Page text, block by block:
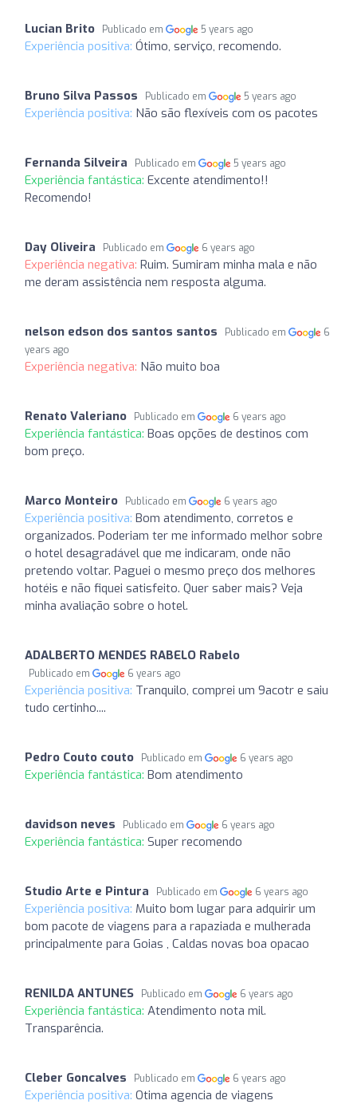
Lucian Brito Publicado em 5 years ago
Experiência positiva: Ótimo, serviço, recomendo.
Bruno Silva Passos Publicado em 5 years ago
Experiência positiva: Não são flexíveis com os pacotes
Fernanda Silveira Publicado em 5 years ago
Experiência fantástica: Excente atendimento!!
Recomendo!
Day Oliveira Publicado em 6 years ago
Experiência negativa: Ruim. Sumiram minha mala e não
me deram assistência nem resposta alguma.
nelson edson dos santos santos Publicado em
6
years ago
Experiência negativa: Não muito boa
Renato Valeriano Publicado em 6 years ago
Experiência fantástica: Boas opções de destinos com
bom preço.
Marco Monteiro Publicado em 6 years ago
Experiência positiva: Bom atendimento, corretos e
organizados. Poderiam ter me informado melhor sobre
o hotel desagradável que me indicaram, onde não
pretendo voltar. Paguei o mesmo preço dos melhores
hotéis e não fiquei satisfeito. Quer saber mais? Veja
minha avaliação sobre o hotel.
ADALBERTO MENDES RABELO Rabelo
Publicado em 6 years ago
Experiência positiva: Tranquilo, comprei um 9acotr e saiu
tudo certinho....
Pedro Couto couto Publicado em 6 years ago
Experiência fantástica: Bom atendimento
davidson neves Publicado em 6 years ago
Experiência fantástica: Super recomendo
Studio Arte e Pintura Publicado em 6 years ago
Experiência positiva: Muito bom lugar para adquirir um
bom pacote de viagens para a rapaziada e mulherada
principalmente para Goias , Caldas novas boa opacao
RENILDA ANTUNES Publicado em 6 years ago
Experiência fantástica: Atendimento nota mil.
Transparência.
Cleber Goncalves Publicado em 6 years ago
Experiência positiva: Otima agencia de viagens